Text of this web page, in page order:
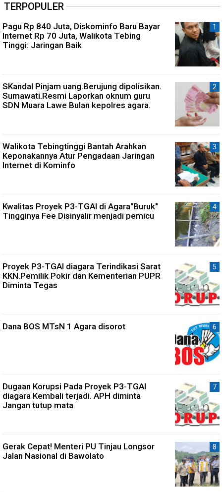
TERPOPULER
Pagu Rp 840 Juta, Diskominfo Baru Bayar
Internet Rp 70 Juta, Walikota Tebing
Tinggi: Jaringan Baik
SKandal Pinjam uang.Berujung dipolisikan.
Sumawati.Resmi Laporkan oknum guru
SDN Muara Lawe Bulan kepolres agara.
Walikota Tebingtinggi Bantah Arahkan
Keponakannya Atur Pengadaan Jaringan
Internet di Kominfo
Kwalitas Proyek P3-TGAI di Agara"Buruk"
Tingginya Fee Disinyalir menjadi pemicu
Proyek P3-TGAI diagara Terindikasi Sarat
KKN.Pemilik Pokir dan Kementerian PUPR
Diminta Tegas
Dana BOS MTsN 1 Agara disorot
Dugaan Korupsi Pada Proyek P3-TGAI
diagara Kembali terjadi. APH diminta
Jangan tutup mata
Gerak Cepat! Menteri PU Tinjau Longsor
Jalan Nasional di Bawolato